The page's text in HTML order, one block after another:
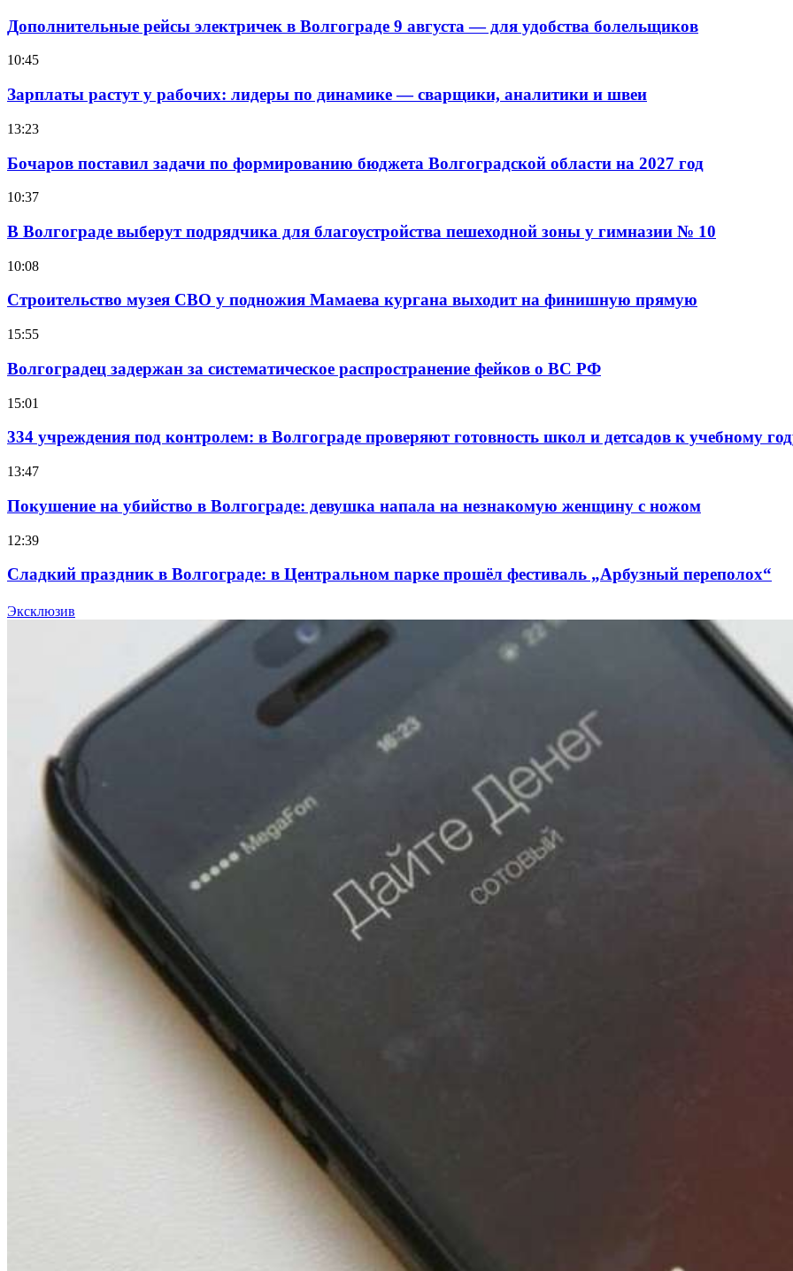
Дополнительные рейсы электричек в Волгограде 9 августа — для удобства болельщиков
10:45
Зарплаты растут у рабочих: лидеры по динамике — сварщики, аналитики и швеи
13:23
Бочаров поставил задачи по формированию бюджета Волгоградской области на 2027 год
10:37
В Волгограде выберут подрядчика для благоустройства пешеходной зоны у гимназии № 10
10:08
Строительство музея СВО у подножия Мамаева кургана выходит на финишную прямую
15:55
Волгоградец задержан за систематическое распространение фейков о ВС РФ
15:01
334 учреждения под контролем: в Волгограде проверяют готовность школ и детсадов к учебному
13:47
Покушение на убийство в Волгограде: девушка напала на незнакомую женщину с ножом
12:39
Сладкий праздник в Волгограде: в Центральном парке прошёл фестиваль „Арбузный переполох“
15:10
Волгоградские компании нарастили экспорт: заключены контракты на 3,6 млн долларов
Эксклюзив